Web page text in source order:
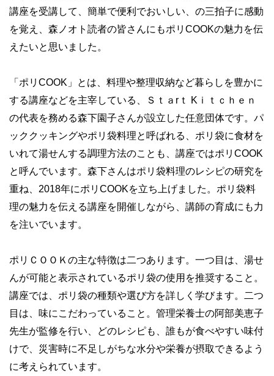
講座を受講して、簡単で便利でおいしい、の三拍子に感動
を覚え、森ノオト読者の皆さんにもポリCOOKの魅力を伝
えたいと思いました。
「ポリCOOK」とは、料理や整理収納など暮らしを豊かに
する講座などを主宰している、Ｓｔａrｔ Kｉｔｃｈｅｎ
の代表を務める森下園子さんが設立した任意団体です。パ
ッククッキングやポリ袋料理と呼ばれる、ポリ袋に食材を
いれて湯せんする調理方法のことも、講座ではポリCOOK
と呼んでいます。森下さんはポリ袋料理のレシピの研究を
重ね、2018年にポリCOOKを立ち上げました。ポリ袋料
理の魅力を伝える講座を開催しながら、講師の育成にも力
を注いでいます。
ポリＣＯＯＫの主な特徴は二つあります。一つ目は、湯せ
んが可能と表示されているポリ袋の使用を推奨すること。
講座では、ポリ袋の種類や選び方を詳しく学びます。二つ
目は、味にこだわっていること。管理栄養士の阿部美恵子
先生が監修を行い、どのレシピも、誰もが食べやすい味付
けで、災害時に不足しがちな水分や栄養が摂取できるよう
に考えられています。